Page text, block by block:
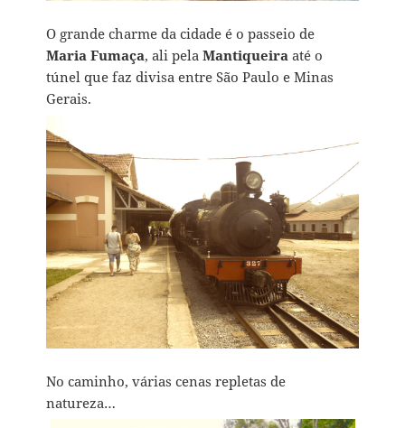
O grande charme da cidade é o passeio de
Maria Fumaça, ali pelaMantiqueira até o
túnel que faz divisa entre São Paulo e Minas
Gerais.
No caminho, várias cenas repletas de
natureza…